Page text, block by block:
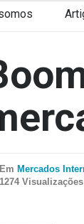
Em Mercados
1274 Visualizações